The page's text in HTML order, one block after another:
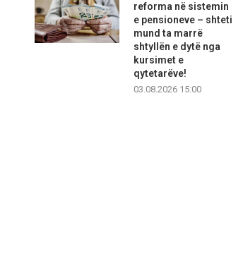
reforma në sistemin
e pensioneve – shteti
mund ta marrë
shtyllën e dytë nga
kursimet e
qytetarëve!
03.08.2026 15:00